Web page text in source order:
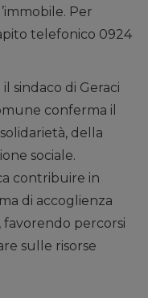
Per
telefonico 0924
sindaco di Geraci
conferma il
della
sociale.
contribuire in
di accoglienza
percorsi
sulle risorse